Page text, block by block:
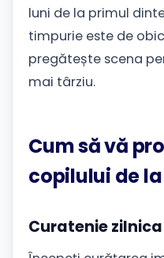
luni de la primul
timpurie este de
pregătește scena
mai târziu.
Cum să vă
copilului de
Curatenie zilnica